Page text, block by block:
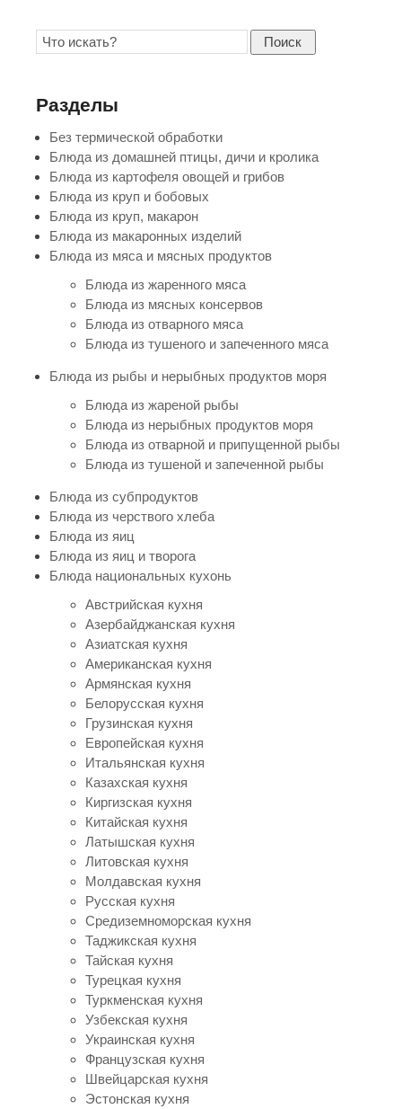
Поиск
Разделы
Без термической обработки
Блюда из домашней птицы, дичи и кролика
Блюда из картофеля овощей и грибов
Блюда из круп и бобовых
Блюда из круп, макарон
Блюда из макаронных изделий
Блюда из мяса и мясных продуктов
Блюда из жаренного мяса
Блюда из мясных консервов
Блюда из отварного мяса
Блюда из тушеного и запеченного мяса
Блюда из рыбы и нерыбных продуктов моря
Блюда из жареной рыбы
Блюда из нерыбных продуктов моря
Блюда из отварной и припущенной рыбы
Блюда из тушеной и запеченной рыбы
Блюда из субпродуктов
Блюда из черствого хлеба
Блюда из яиц
Блюда из яиц и творога
Блюда национальных кухонь
Австрийская кухня
Азербайджанская кухня
Азиатская кухня
Американская кухня
Армянская кухня
Белорусская кухня
Грузинская кухня
Европейская кухня
Итальянская кухня
Казахская кухня
Киргизская кухня
Китайская кухня
Латышская кухня
Литовская кухня
Молдавская кухня
Русская кухня
Средиземноморская кухня
Таджикская кухня
Тайская кухня
Турецкая кухня
Туркменская кухня
Узбекская кухня
Украинская кухня
Французская кухня
Швейцарская кухня
Эстонская кухня